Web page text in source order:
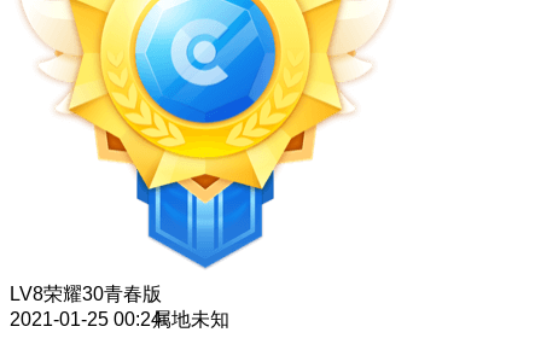
LV8荣耀30青春版
2021-01-25 00:24属地未知